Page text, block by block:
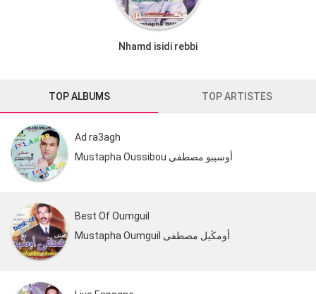
Nhamd isidi rebbi
TOP ALBUMS TOP ARTISTES
Ad ra3agh
Mustapha Oussibou أوسيبو مصطفى
Best Of Oumguil
Mustapha Oumguil أومڭيل مصطفى